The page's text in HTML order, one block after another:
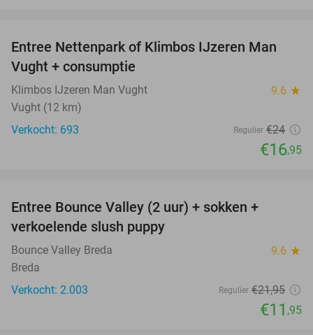
29%
Entree Nettenpark of Klimbos IJzeren Man
Vught + consumptie
Klimbos IJzeren Man Vught 9.6 star
Vught (12 km)
Verkocht: 693
Regulier €24
€16,95
Entree Bounce Valley (2 uur) + sokken +
verkoelende slush puppy
Bounce Valley Breda 9.6 star
Breda
Verkocht: 2.003
Regulier €21,95
€11 ,95